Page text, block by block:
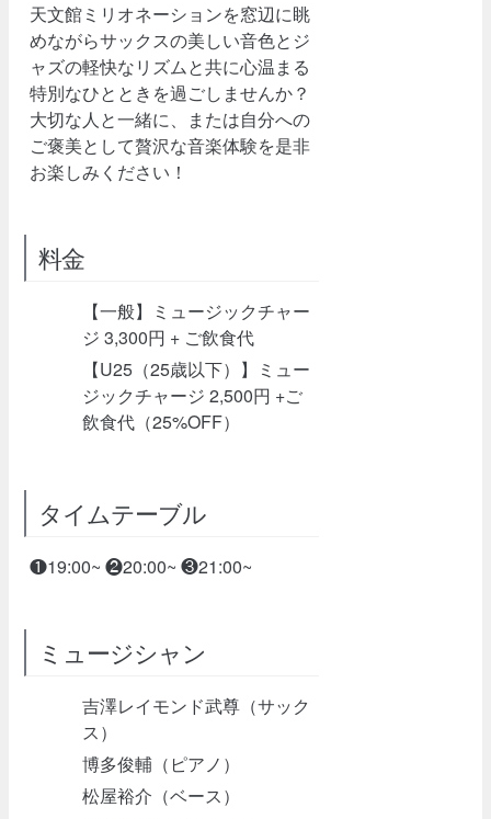
天文館ミリオネーションを窓辺に眺
めながらサックスの美しい音色とジ
ャズの軽快なリズムと共に心温まる
特別なひとときを過ごしませんか？
大切な人と一緒に、または自分への
ご褒美として贅沢な音楽体験を是非
お楽しみください！
料金
【一般】ミュージックチャー
ジ 3,300円 + ご飲食代
【U25（25歳以下）】ミュー
ジックチャージ 2,500円 +ご
飲食代（25%OFF）
タイムテーブル
❶19:00~ ❷20:00~ ❸21:00~
ミュージシャン
吉澤レイモンド武尊（サック
ス）
博多俊輔（ピアノ）
松屋裕介（ベース）